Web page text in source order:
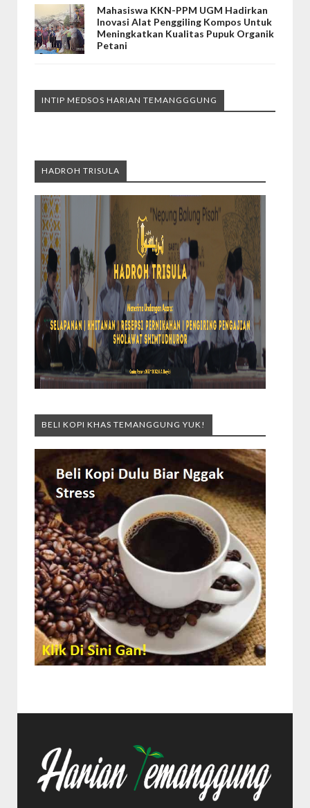
Mahasiswa KKN-PPM UGM Hadirkan
Inovasi Alat Penggiling Kompos Untuk
Meningkatkan Kualitas Pupuk Organik
Petani
INTIP MEDSOS HARIAN TEMANGGGUNG
HADROH TRISULA
BELI KOPI KHAS TEMANGGUNG YUK!